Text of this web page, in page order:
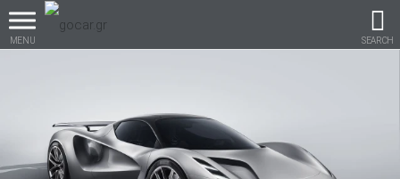
MENU SEARCH
Βρες τα πάντα για το